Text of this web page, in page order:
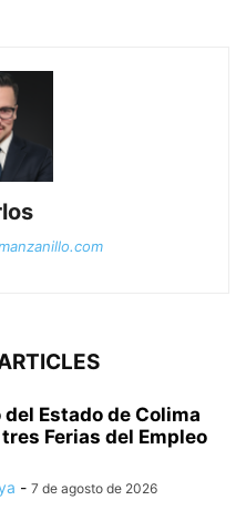
Estado de Colima
Ferias del Empleo
- 7 de agosto de 2026